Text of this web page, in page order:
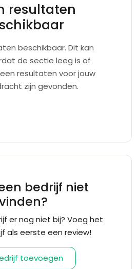
resultaten
beschikbaar. Dit kan
de sectie leeg is of
resultaten voor jouw
zijn gevonden.
bedrijf niet
er nog niet bij? Voeg het
als eerste een review!
toevoegen